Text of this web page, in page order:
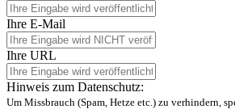
Ihre E-Mail
Ihre URL
Hinweis zum Datenschutz:
Um Missbrauch (Spam, Hetze etc.) zu verhindern,